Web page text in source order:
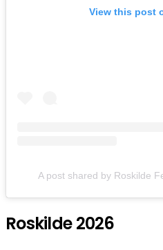
View this post
A post shared by Roskilde
Roskilde 2026